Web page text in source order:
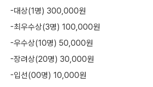
-대상(1명) 300,000원
-최우수상(3명) 100,000원
-우수상(10명) 50,000원
-장려상(20명) 30,000원
-입선(00명) 10,000원